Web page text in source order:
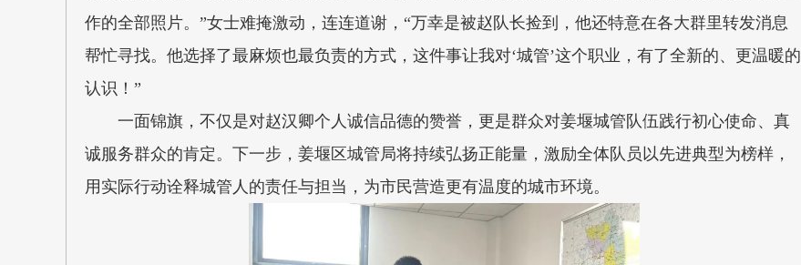
作的全部照片。”女士难掩激动，连连道谢，“万幸是被赵队长捡到，他还特意在各大群里转发消息
帮忙寻找。他选择了最麻烦也最负责的方式，这件事让我对‘城管’这个职业，有了全新的、更温暖的
认识！”
一面锦旗，不仅是对赵汉卿个人诚信品德的赞誉，更是群众对姜堰城管队伍践行初心使命、真
诚服务群众的肯定。下一步，姜堰区城管局将持续弘扬正能量，激励全体队员以先进典型为榜样，
用实际行动诠释城管人的责任与担当，为市民营造更有温度的城市环境。